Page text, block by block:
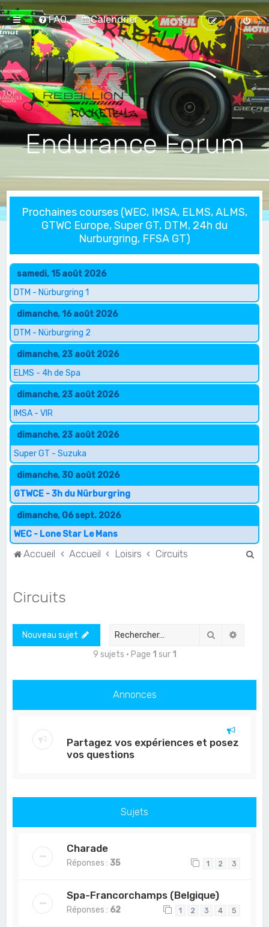
FAQ Calendrier
Endurance Forum
Prochaines courses (WEC, IMSA, ELMS, ALMS,
GTWC Europe, Super GT, DTM, 24h du
Nurburgring, FFSA GT)
samedi, 15 août 2026
DTM - Nürburgring 1
dimanche, 16 août 2026
DTM - Nürburgring 2
dimanche, 23 août 2026
ELMS - 4h de Spa
dimanche, 23 août 2026
IMSA - VIR
dimanche, 23 août 2026
Super GT - Suzuka
dimanche, 30 août 2026
GTWCE - 3h du Nürburgring
dimanche, 06 sept. 2026
WEC - Lone Star Le Mans
Accueil Accueil Loisirs Circuits
Circuits
Nouveau sujet Rechercher
9 sujets • Page 1 sur 1
Annonces
Partagez vos expériences et posez
vos questions
Sujets
Charade
Réponses :35 1 2 3
Spa-Francorchamps (Belgique)
Réponses : 62 1 2 3 4 5